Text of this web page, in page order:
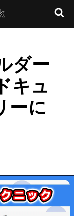
ダー
キュ
ーに